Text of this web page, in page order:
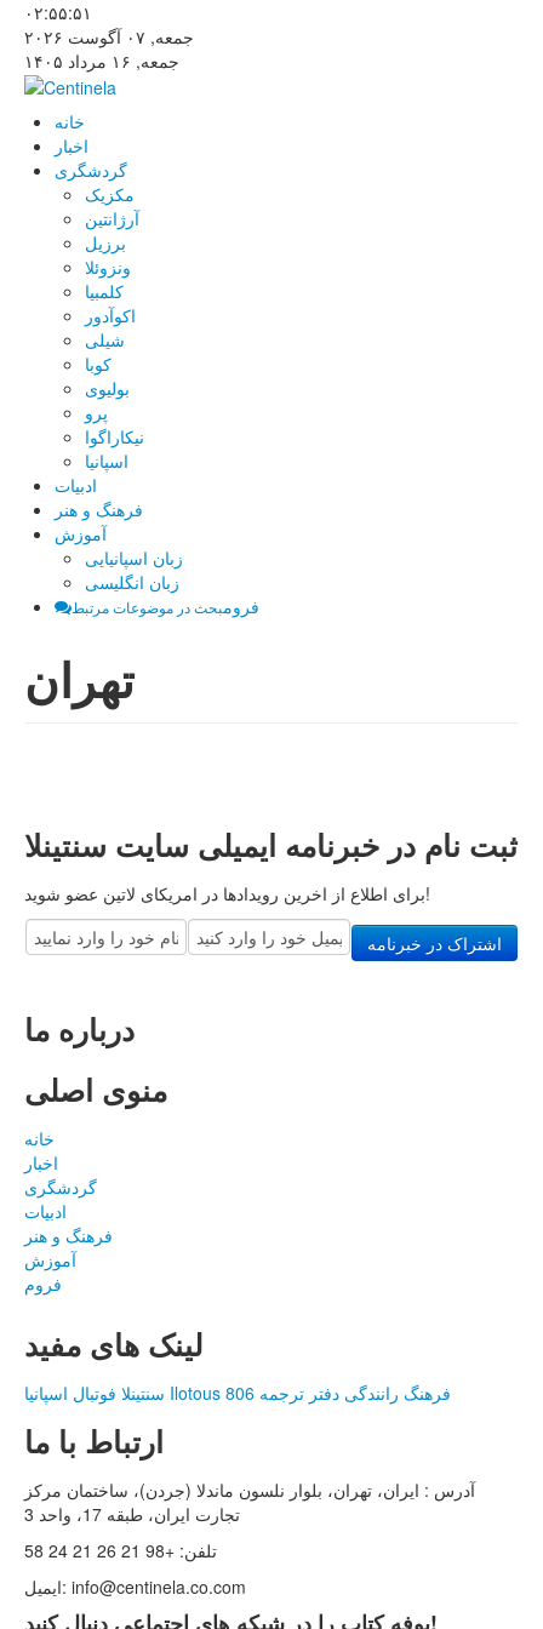
۰۲:۵۵:۵۱
جمعه, ۰۷ آگوست ۲۰۲۶
جمعه, ۱۶ مرداد ۱۴۰۵
خانه
اخبار
گردشگری
مکزیک
آرژانتین
برزیل
ونزوئلا
کلمبیا
اکوآدور
شیلی
کوبا
بولیوی
پرو
نیکاراگوا
اسپانیا
ادبیات
فرهنگ و هنر
آموزش
زبان اسپانیایی
زبان انگلیسی
فرومبحث در موضوعات مرتبط
تهران
ثبت نام در خبرنامه ایمیلی سایت سنتینلا
برای اطلاع از اخرین رویدادها در امریکای لاتین عضو شوید!
درباره ما
منوی اصلی
خانه
اخبار
گردشگری
ادبیات
فرهنگ و هنر
آموزش
فروم
لینک های مفید
سنتینلا فوتبال اسپانیا Ilotous فرهنگ رانندگی دفتر ترجمه 806
ارتباط با ما
آدرس : ایران، تهران، بلوار نلسون ماندلا (جردن)، ساختمان مرکز
تجارت ایران، طبقه 17، واحد 3
تلفن: +98 21 26 21 24 58
ایمیل: info@centinela.co.com
بوفه کتاب را در شبکه های اجتماعی دنبال کنید!